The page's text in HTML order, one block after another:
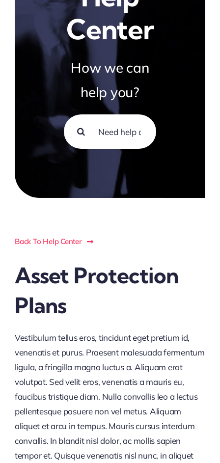
Center
How we can
help you?
Search
for:
Back To Help Center
Asset Protection
Plans
Vestibulum tellus eros, tincidunt eget pretium id,
venenatis et purus. Praesent malesuada fermentum
ligula, a fringilla magna luctus a. Aliquam erat
volutpat. Sed velit eros, venenatis a mauris eu,
faucibus tristique diam. Nulla convallis leo a lectus
pellentesque posuere non vel metus. Aliquam
aliquet et arcu in tempus. Mauris cursus interdum
convallis. In blandit nisl dolor, ac mollis sapien
tempor et. Quisque venenatis nisl nunc, in aliquet